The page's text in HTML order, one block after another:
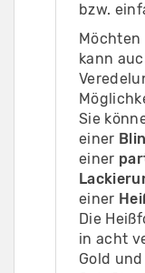
bzw.
kann
Sie
einer
einer
einer
Die
in acht
Gold